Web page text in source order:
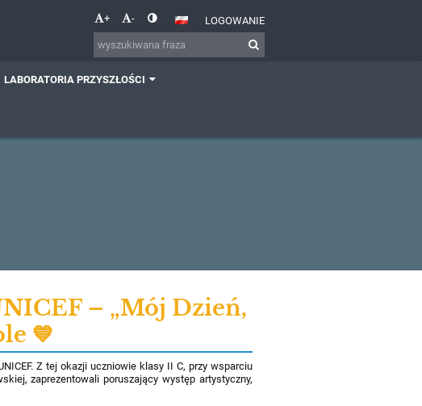
+ - LOGOWANIE
LABORATORIA PRZYSZŁOŚCI
– „Mój Dzień,
💙
Z tej okazji uczniowie klasy II C, przy wsparciu
zaprezentowali poruszający występ artystyczny,